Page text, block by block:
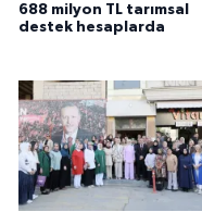
688 milyon TL tarımsal
destek hesaplarda